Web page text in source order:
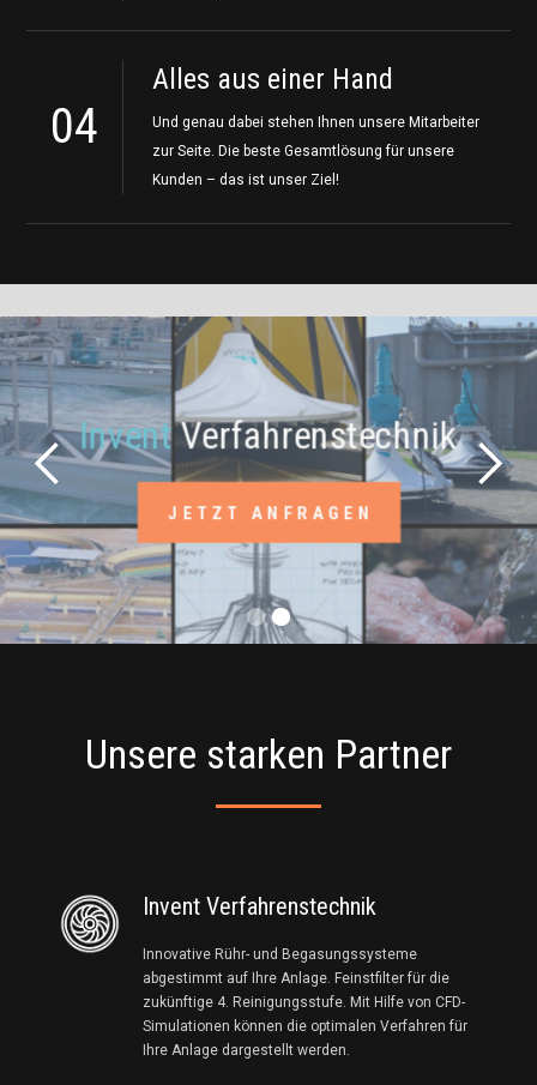
04
Alles aus einer Hand
Und genau dabei stehen Ihnen unsere Mitarbeiter
zur Seite. Die beste Gesamtlösung für unsere
Kunden – das ist unser Ziel!
Martin PSA
JETZT ANFRAGEN
Unsere starken Partner
Invent Verfahrenstechnik
Innovative Rühr- und Begasungssysteme
abgestimmt auf Ihre Anlage. Feinstfilter für die
zukünftige 4. Reinigungsstufe. Mit Hilfe von CFD-
Simulationen können die optimalen Verfahren für
Ihre Anlage dargestellt werden.